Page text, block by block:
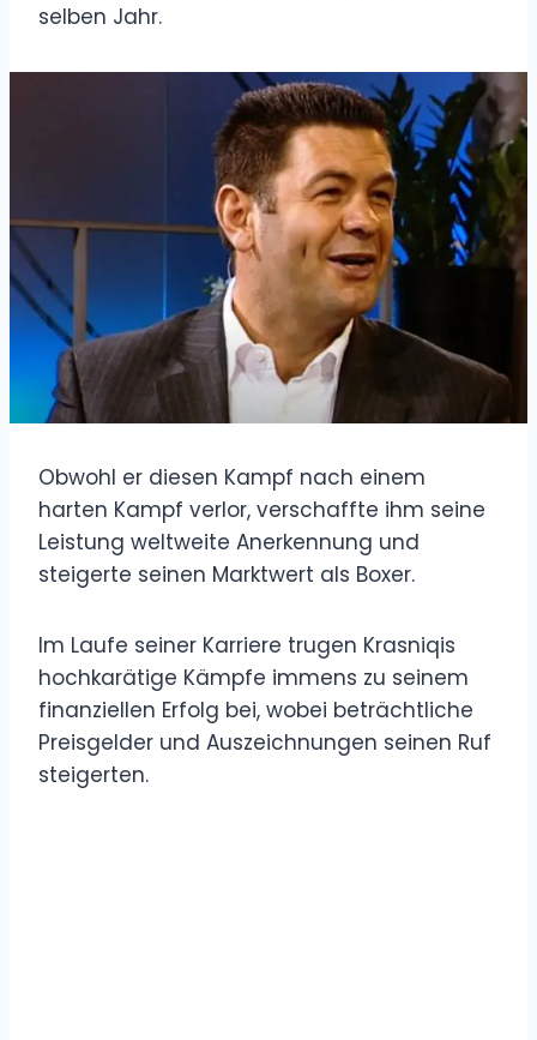
selben Jahr.
Obwohl er diesen Kampf nach einem
harten Kampf verlor, verschaffte ihm seine
Leistung weltweite Anerkennung und
steigerte seinen Marktwert als Boxer.
Im Laufe seiner Karriere trugen Krasniqis
hochkarätige Kämpfe immens zu seinem
finanziellen Erfolg bei, wobei beträchtliche
Preisgelder und Auszeichnungen seinen Ruf
steigerten.